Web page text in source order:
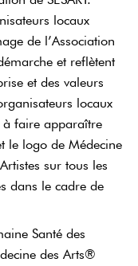
locaux
de l’Association
et reflètent
et des valeurs
locaux
à faire apparaître
le logo de Médecine
sur tous les
dans le cadre de
Santé des
des Arts®